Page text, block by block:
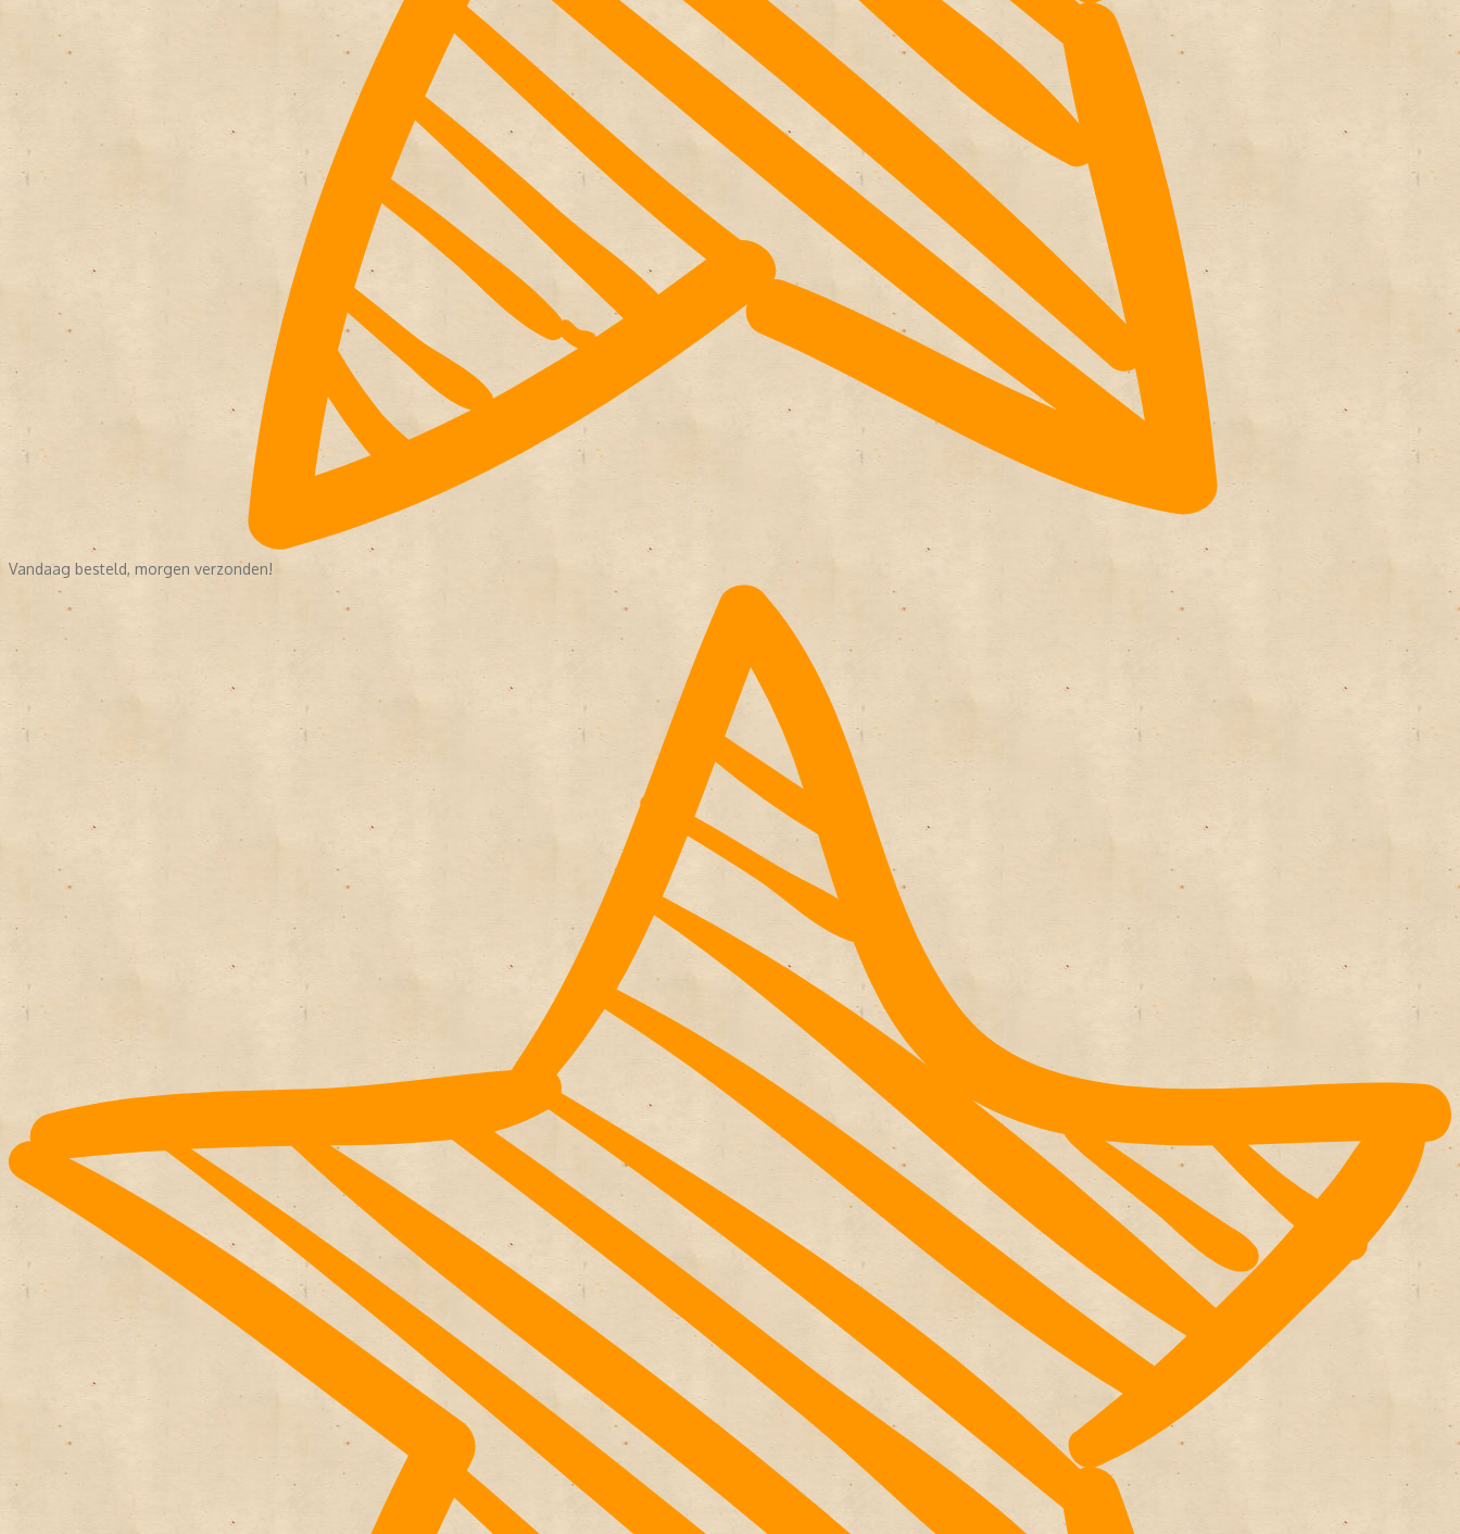
Vandaag besteld, morgen verzonden!